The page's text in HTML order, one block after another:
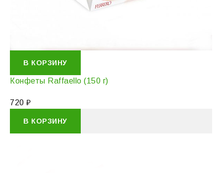
В КОРЗИНУ
Конфеты Raffaello (150 г)
720 ₽
В КОРЗИНУ